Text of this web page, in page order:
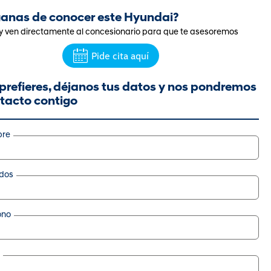
Eléctrico.
€
en el precio.
de conocer este Hyundai?
ven directamente al concesionario para que te asesoremos
Pide cita aquí
déjanos tus datos y nos pondremos
contigo